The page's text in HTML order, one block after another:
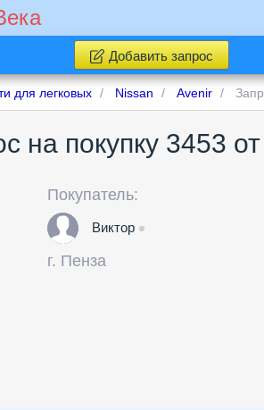
Добавить запрос
для легковых Nissan Avenir
на покупку 3453
Покупатель:
Виктор
г. Пенза